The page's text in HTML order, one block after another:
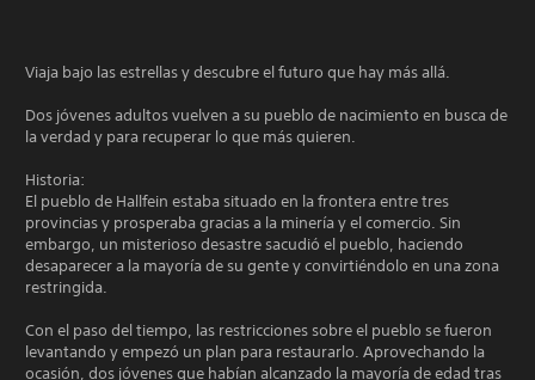
Viaja bajo las estrellas y descubre el futuro que hay más allá.
Dos jóvenes adultos vuelven a su pueblo de nacimiento en busca de
la verdad y para recuperar lo que más quieren.
Historia:
El pueblo de Hallfein estaba situado en la frontera entre tres
provincias y prosperaba gracias a la minería y el comercio. Sin
embargo, un misterioso desastre sacudió el pueblo, haciendo
desaparecer a la mayoría de su gente y convirtiéndolo en una zona
restringida.
Con el paso del tiempo, las restricciones sobre el pueblo se fueron
levantando y empezó un plan para restaurarlo. Aprovechando la
ocasión, dos jóvenes que habían alcanzado la mayoría de edad tras